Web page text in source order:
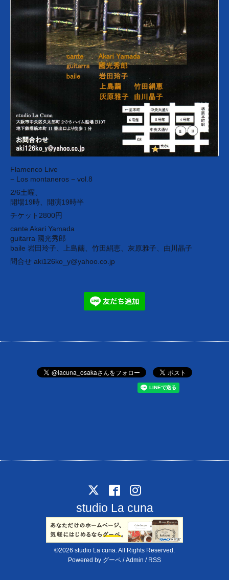
Flamenco Live
− Los montaneros − vol.8
2/6土曜、
開場19時、開演19時半
チケット2800円
cante Akari Yamada
guitarra 國光秀郎
baile 岩田玲子、上島繭、竹田絹恵、灰原雅子、由川晶子
問合せ aki126ko_y@yahoo.co.jp
studio La cuna
©2026 studio La cuna. All Rights Reserved.
Powered by グーペ /Admin / RSS